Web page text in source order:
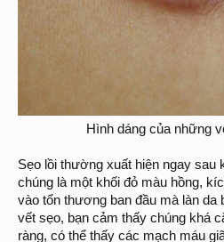
Hình dáng của những
Sẹo lồi thường xuất hiện ngay sau
chúng là một khối đỏ màu hồng,
vào tổn thương ban đầu mà làn da
vết sẹo, bạn cảm thấy chúng khá
ràng, có thể thấy các mạch máu